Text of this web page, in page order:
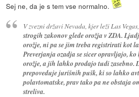
Sej ne, da je s tem vse normalno.
V zvezni državi Nevada, kjer leži Las Vegas,
strogih zakonov glede orožja v ZDA.
orožje, ni pa se jim treba registrirati kot
Preverjanja ozadja se sicer opravljajo,
orožje, a jih lahko prodajo tudi zasebno.
prepoveduje jurišnih pušk, ki so lahko
polavtomatske, prav tako pa ne obstaja
streliva.